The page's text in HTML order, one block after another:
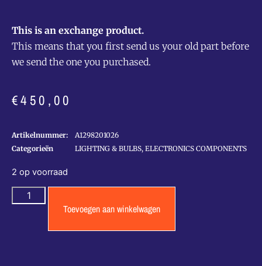
This is an exchange product.
This means that you first send us your old part before
we send the one you purchased.
€450,00
Artikelnummer:
A1298201026
Categorieën
LIGHTING & BULBS, ELECTRONICS COMPONENTS
2 op voorraad
Toevoegen aan winkelwagen